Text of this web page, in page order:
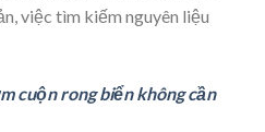
việc tìm kiếm nguyên liệu
cuộn rong biển không cần